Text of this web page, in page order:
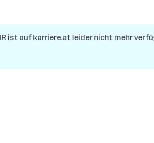
ist auf karriere.at leider nicht mehr